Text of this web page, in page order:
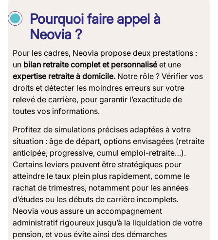
Pourquoi faire appel à
Neovia ?
Pour les cadres, Neovia propose deux prestations :
un bilan retraite complet et personnaliséet une
expertise retraite à domicile. Notre rôle ? Vérifier vos
droits et détecter les moindres erreurs sur votre
relevé de carrière, pour garantir l’exactitude de
toutes vos informations.
Profitez de simulations précises adaptées à votre
situation : âge de départ, options envisagées (retraite
anticipée, progressive, cumul emploi-retraite…).
Certains leviers peuvent être stratégiques pour
atteindre le taux plein plus rapidement, comme le
rachat de trimestres, notamment pour les années
d’études ou les débuts de carrière incomplets.
Neovia vous assure un accompagnement
administratif rigoureux jusqu’à la liquidation de votre
pension, et vous évite ainsi des démarches